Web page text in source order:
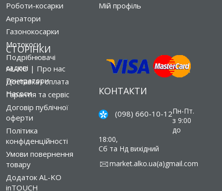
Роботи-косарки
Аератори
Газонокосарки
Мотокоси
Подрібнювачі
садові
Генератори
Насоси
СТОРІНКИ
AL-KO | Про нас
Доставка і оплата
Гарантія та сервіс
Договір публічної
оферти
Політика
конфіденційності
Умови повернення
товару
Додаток AL-KO
inTOUCH
Мій профіль
КОНТАКТИ
(098) 660-10-12Пн-Пт.
з 9:00
до
18:00,
Сб та Нд вихідний
market.alko.ua(a)gmail.com